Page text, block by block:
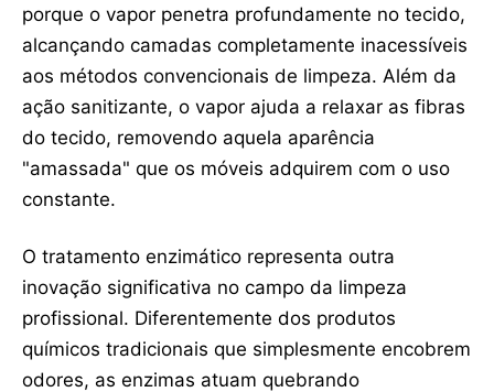
porque o vapor penetra profundamente no tecido,
alcançando camadas completamente inacessíveis
aos métodos convencionais de limpeza. Além da
ação sanitizante, o vapor ajuda a relaxar as fibras
do tecido, removendo aquela aparência
"amassada" que os móveis adquirem com o uso
constante.
O tratamento enzimático representa outra
inovação significativa no campo da limpeza
profissional. Diferentemente dos produtos
químicos tradicionais que simplesmente encobrem
odores, as enzimas atuam quebrando